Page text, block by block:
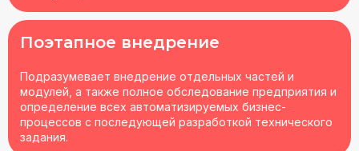
Поэтапное внедрение
Подразумевает внедрение отдельных частей и
модулей, а также полное обследование предприятия и
определение всех автоматизируемых бизнес-
процессов с последующей разработкой технического
задания.